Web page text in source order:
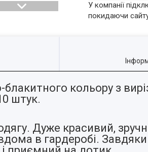
У компанії
покидаючи
кольору з
штук.
Дуже красивий,
в гардеробі.